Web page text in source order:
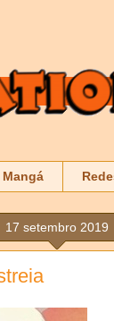
Mangá
17 setembro 2019